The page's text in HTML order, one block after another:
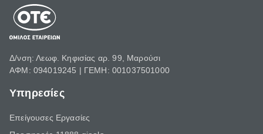
Δ/νση: Λεωφ. Κηφισίας αρ. 99, Μαρούσι
ΑΦΜ: 094019245 | ΓΕΜΗ: 001037501000
Υπηρεσίες
Επείγουσες Εργασίες